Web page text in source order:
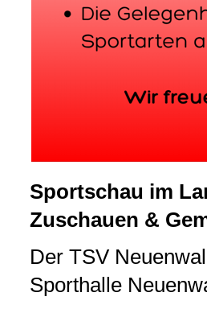
Sportschau im
Zuschauen &
Der TSV
Sporthalle